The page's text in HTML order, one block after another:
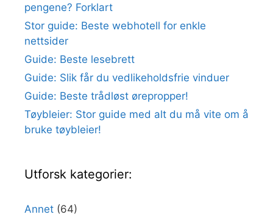
pengene? Forklart
Stor guide: Beste webhotell for enkle
nettsider
Guide: Beste lesebrett
Guide: Slik får du vedlikeholdsfrie vinduer
Guide: Beste trådløst ørepropper!
Tøybleier: Stor guide med alt du må vite om å
bruke tøybleier!
Utforsk kategorier:
Annet (64)